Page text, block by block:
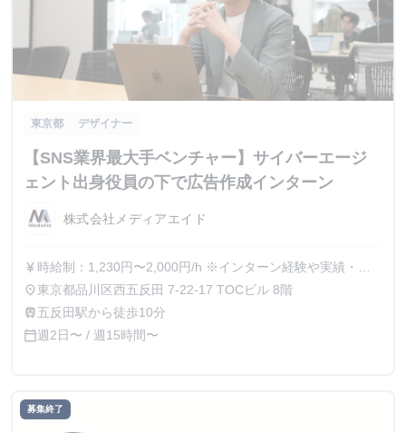
東京都 デザイナー
【SNS業界最大手ベンチャー】サイバーエージ
ェント出身役員の下で広告作成インターン
株式会社メディアエイド
currency_yen 時給制：1,230円〜2,000円/h ※インターン経験や実績・面
接評価に応じて決定 ※昇給・インセンティブあり
place東京都品川区西五反田 7-22-17 TOCビル 8階
train 五反田駅から徒歩10分
calendar_today週2日〜 / 週15時間〜
募集終了